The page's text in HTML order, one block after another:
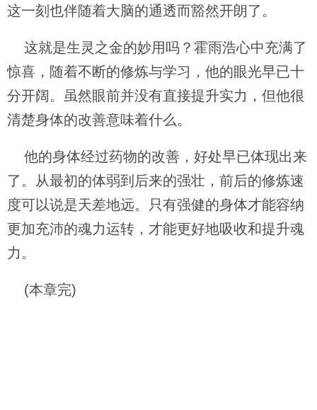
这一刻也伴随着大脑的通透而豁然开朗了。
这就是生灵之金的妙用吗？霍雨浩心中充满了
惊喜，随着不断的修炼与学习，他的眼光早已十
分开阔。虽然眼前并没有直接提升实力，但他很
清楚身体的改善意味着什么。
他的身体经过药物的改善，好处早已体现出来
了。从最初的体弱到后来的强壮，前后的修炼速
度可以说是天差地远。只有强健的身体才能容纳
更加充沛的魂力运转，才能更好地吸收和提升魂
力。
(本章完)